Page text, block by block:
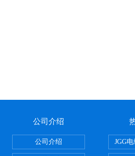
公司介绍
公司介绍 JGG